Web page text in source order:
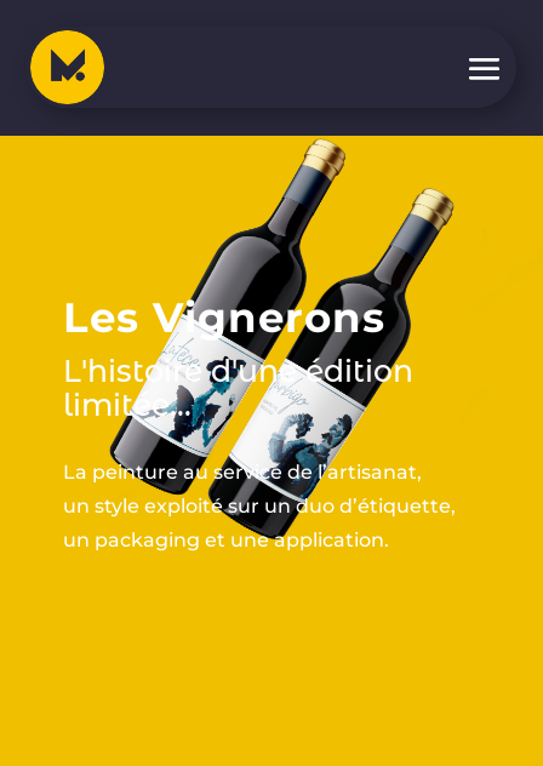
Les Vignerons
L'histoire d'une édition
limitée...
La peinture au service de l’artisanat,
un style exploité sur un duo d’étiquette,
un packaging et une application.